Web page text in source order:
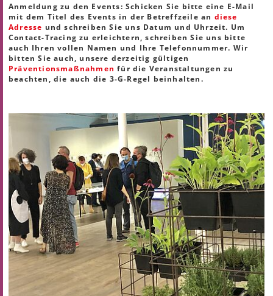
Anmeldung zu den Events: Schicken Sie bitte eine E-Mail
mit dem Titel des Events in der Betreffzeile an diese
Adresse und schreiben Sie uns Datum und Uhrzeit. Um
Contact-Tracing zu erleichtern, schreiben Sie uns bitte
auch Ihren vollen Namen und Ihre Telefonnummer. Wir
bitten Sie auch, unsere derzeitig gültigen
Präventionsmaßnahmen für die Veranstaltungen zu
beachten, die auch die 3-G-Regel beinhalten.